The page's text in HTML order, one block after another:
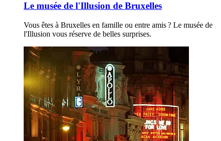
Le musée de l'Illusion de Bruxelles
Vous êtes à Bruxelles en famille ou entre amis ? Le musée de
l'Illusion vous réserve de belles surprises.